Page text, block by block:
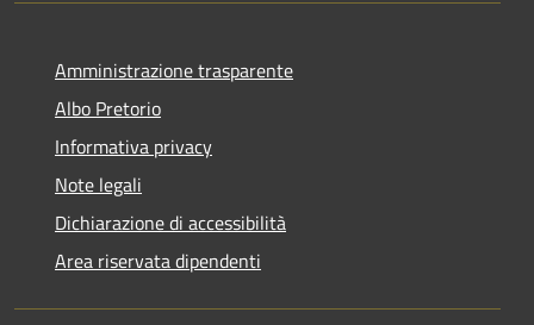
Amministrazione trasparente
Albo Pretorio
Informativa privacy
Note legali
Dichiarazione di accessibilità
Area riservata dipendenti